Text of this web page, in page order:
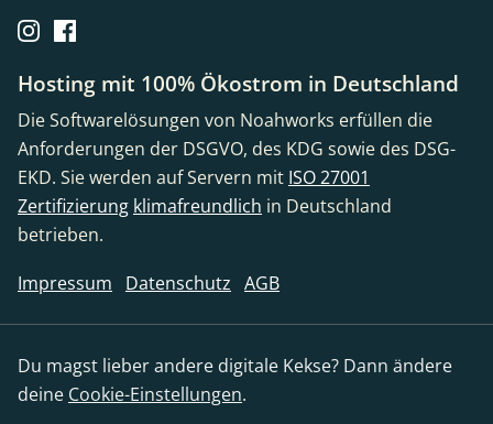
Hosting mit 100% Ökostrom in Deutschland
Die Softwarelösungen von Noahworks erfüllen die
Anforderungen der DSGVO, des KDG sowie des DSG-
EKD. Sie werden auf Servern mit ISO 27001
Zertifizierung klimafreundlich in Deutschland
betrieben.
Impressum
Datenschutz AGB
Du magst lieber andere digitale Kekse? Dann ändere
deine Cookie-Einstellungen.